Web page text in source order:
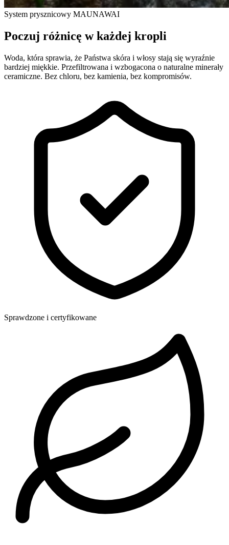
System prysznicowy MAUNAWAI
Poczuj różnicę w każdej kropli
Woda, która sprawia, że Państwa skóra i włosy stają się wyraźnie
bardziej miękkie. Przefiltrowana i wzbogacona o naturalne minerały
ceramiczne. Bez chloru, bez kamienia, bez kompromisów.
Sprawdzone i certyfikowane